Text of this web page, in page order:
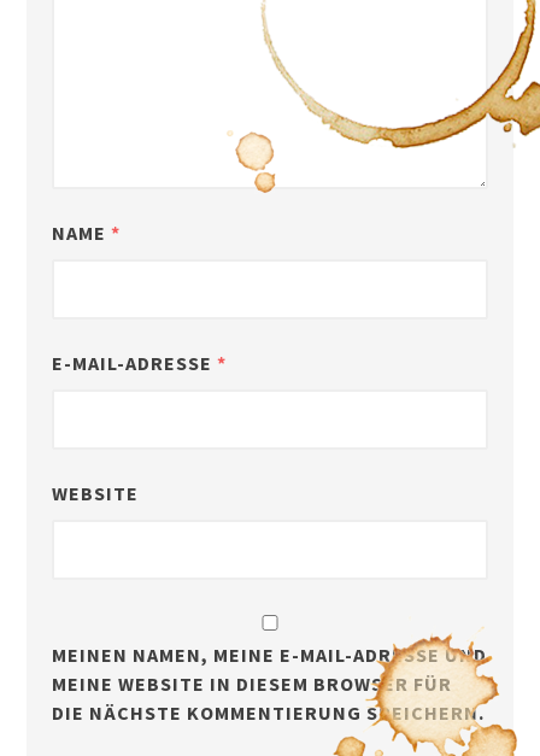
NAME *
E-MAIL-ADRESSE *
WEBSITE
MEINEN NAMEN, MEINE E-MAIL-ADRESSE UND
MEINE WEBSITE IN DIESEM BROWSER FÜR
DIE NÄCHSTE KOMMENTIERUNG SPEICHERN.